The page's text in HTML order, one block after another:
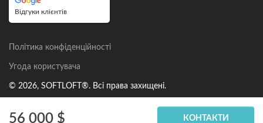
Відгуки клієнтів
Політика конфіденційності
Угода користувача
© 2026, SOFTLOFT®. Всі права захищені.
56 000 $ КОНТАКТИ